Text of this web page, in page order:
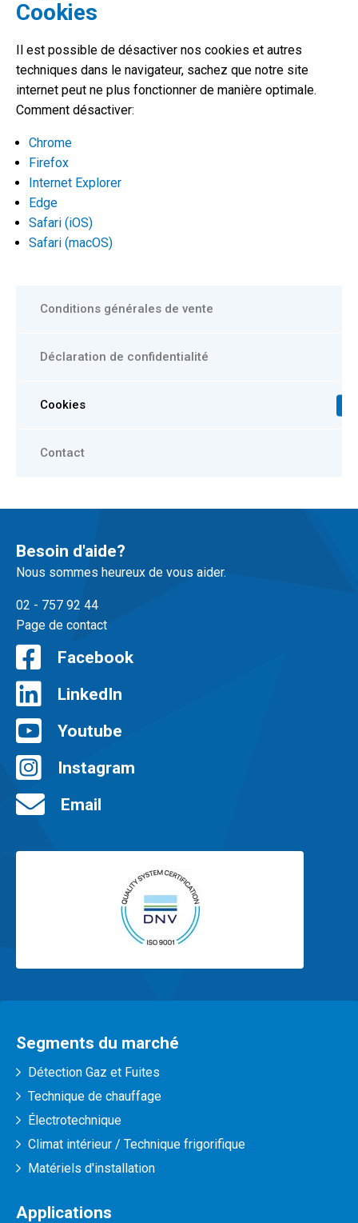
Conditions générales de vente
Déclaration de confidentialité
Cookies
Contact
Cookies
Il est possible de désactiver nos cookies et autres
techniques dans le navigateur, sachez que notre site
internet peut ne plus fonctionner de manière optimale.
Comment désactiver:
Chrome
Firefox
Internet Explorer
Edge
Safari (iOS)
Safari (macOS)
Besoin d'aide?
Nous sommes heureux de vous aider.
02 - 757 92 44
Page de contact
Facebook
LinkedIn
Youtube
Instagram
Email
Segments du marché
Détection Gaz et Fuites
Technique de chauffage
Électrotechnique
Climat intérieur / Technique frigorifique
Matériels d'installation
Applications